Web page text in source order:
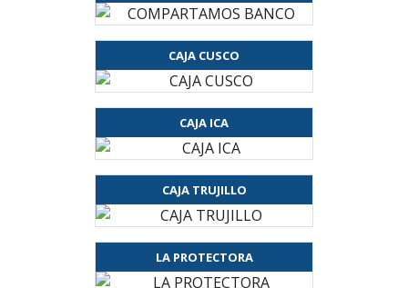
CAJA CUSCO
CAJA ICA
CAJA TRUJILLO
LA PROTECTORA